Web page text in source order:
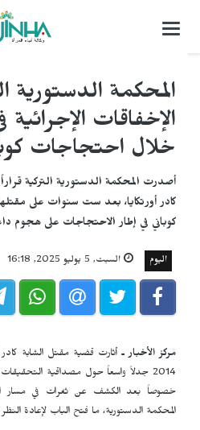
التحكم
المحكمة الدستورية
الإخفاقات
خلال احتجاجات
أصدرت المحكمة الدستورية التركية
كادر أورتكايا، بعد ست سنوات على
كوباني في إطار الاحتجاجات على هجوم
اليوم السبت, 5 يوليو 2025, 16:18
مركز الأخبار ـ أثارت قضية مقتل الشابة كادر
2014 جدلاً واسعاً حول مصداقية
خصوصاً بعد الكشف عن ثغرات في مسار
المحكمة الدستورية، ما فتح الباب لإعادة